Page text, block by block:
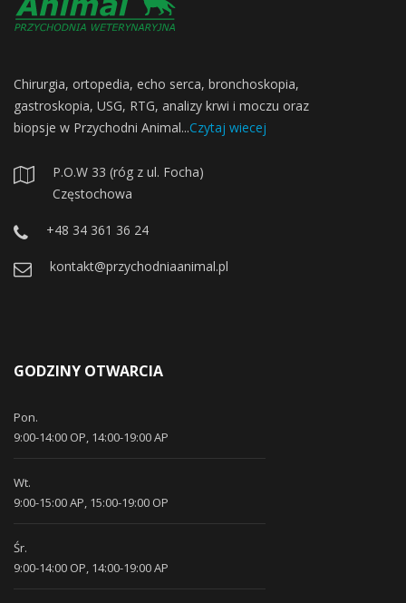
Chirurgia, ortopedia, echo serca, bronchoskopia,
gastroskopia, USG, RTG, analizy krwi i moczu oraz
biopsje w Przychodni Animal...Czytaj wiecej
P.O.W 33 (róg z ul. Focha)
Częstochowa
+48 34 361 36 24
kontakt@przychodniaanimal.pl
GODZINY OTWARCIA
Pon.
9:00-14:00 OP, 14:00-19:00 AP
Wt.
9:00-15:00 AP, 15:00-19:00 OP
Śr.
9:00-14:00 OP, 14:00-19:00 AP